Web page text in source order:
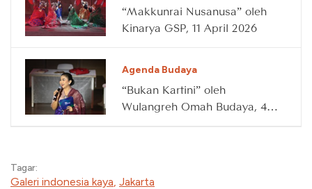
“Makkunrai Nusanusa” oleh
Kinarya GSP, 11 April 2026
Agenda Budaya
“Bukan Kartini” oleh
Wulangreh Omah Budaya, 4
Tagar:
Galeri indonesia kaya, Jakarta